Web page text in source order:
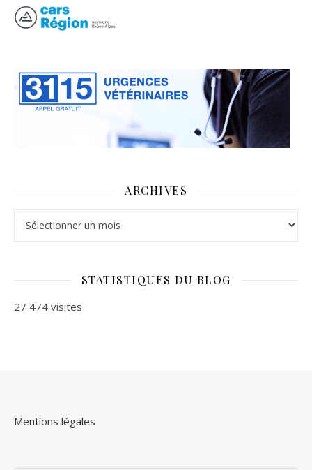
ARCHIVES
STATISTIQUES DU BLOG
27 474 visites
Mentions légales